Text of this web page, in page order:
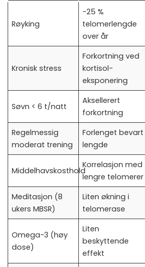
Røyking
-25 %
telomerlengde
over år
Kronisk stress
Forkortning ved
kortisol-
eksponering
Søvn < 6 t/natt
Aksellerert
forkortning
Regelmessig
moderat trening
Forlenget bevart
lengde
Middelhavskosthold
Korrelasjon med
lengre telomerer
Meditasjon (8
ukers MBSR)
Liten økning i
telomerase
Omega-3 (høy
dose)
Liten
beskyttende
effekt